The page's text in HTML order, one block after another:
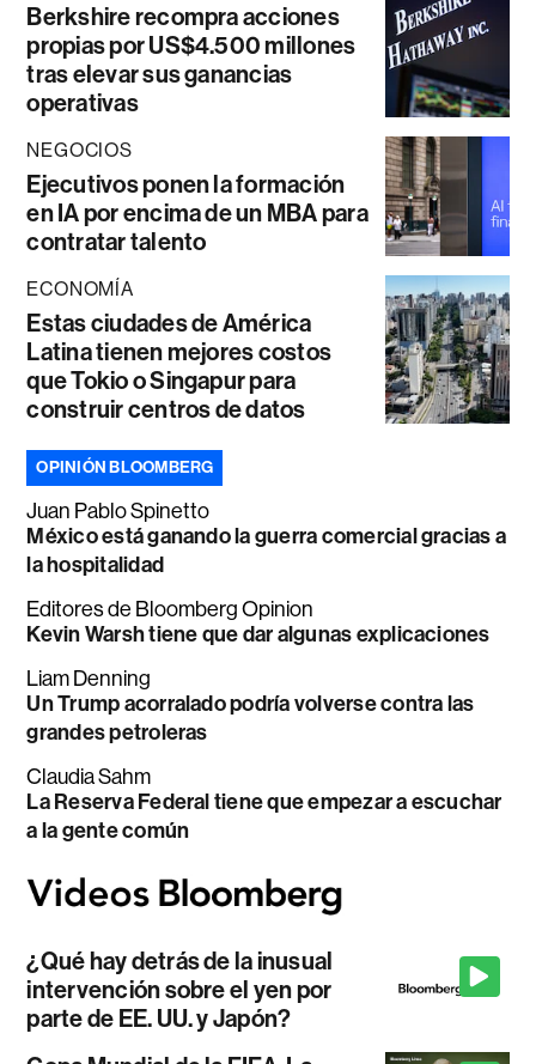
Berkshire recompra acciones
propias por US$4.500 millones
tras elevar sus ganancias
operativas
NEGOCIOS
Ejecutivos ponen la formación
en IA por encima de un MBA para
contratar talento
ECONOMÍA
Estas ciudades de América
Latina tienen mejores costos
que Tokio o Singapur para
construir centros de datos
OPINIÓN BLOOMBERG
Juan Pablo Spinetto
México está ganando la guerra comercial gracias a
la hospitalidad
Editores de Bloomberg Opinion
Kevin Warsh tiene que dar algunas explicaciones
Liam Denning
Un Trump acorralado podría volverse contra las
grandes petroleras
Claudia Sahm
La Reserva Federal tiene que empezar a escuchar
a la gente común
¿Qué hay detrás de la inusual
intervención sobre el yen por
parte de EE. UU. y Japón?